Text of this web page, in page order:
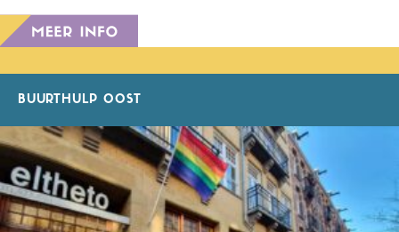
BUURTHULP OOST